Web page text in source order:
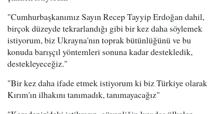
"Cumhurbaşkanımız Sayın Recep Tayyip Erdoğan dahil,
birçok düzeyde tekrarlandığı gibi bir kez daha söylemek
istiyorum, biz Ukrayna'nın toprak bütünlüğünü ve bu
konuda barışçıl yöntemleri sonuna kadar destekledik,
destekleyeceğiz."
"Bir kez daha ifade etmek istiyorum ki biz Türkiye olarak
Kırım'ın ilhakını tanımadık, tanımayacağız"